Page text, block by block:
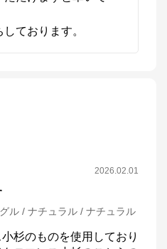
ております。
2026.02.01
ル / ナチュラル / ナチュラル
杉のものを使用しており